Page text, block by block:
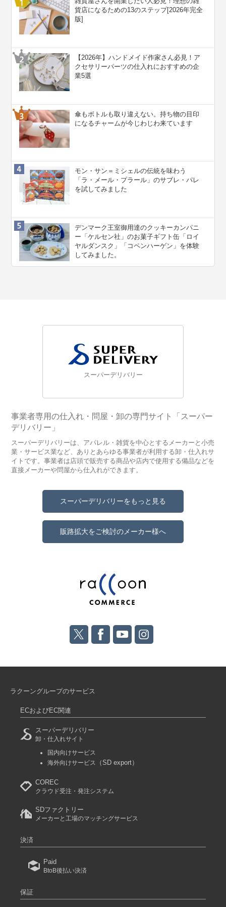
貨店になるための13のステップ[2026年完全
版]
【2026年】ハンドメイド作家さん必見！ア
クセサリーパーツの仕入れにおすすめの企
業5選
傘もボトルも取り違えない。持ち物の目印
になるチャームが今じわじわ来ています
モン・サン＝ミシェルの伝統を味わう
「ラ・メール・プラール」のサブレ・パレ
を試してみました
デンマーク王室御用達のクッキーカンパニ
ー「ケルセン社」のお菓子ギフト缶「ロイ
ヤルダンスク」「コペンハーゲン」を体験
してみました。
スーパーデリバリー
事業者専用の仕入れ・問屋・卸の専門サイト「スーパー
デリバリー」
スーパーデリバリーは、アパレル・雑貨を中心とするメーカーと小売
業・サービス業など、ありとあらゆる事業者が利用する卸・仕入れサ
イトです。事業者は店頭で販売する商品や店内で使用する備品などを
直接メーカーや問屋から仕入れができます。
スーパーデリバリーをもっと見る
販路拡大をご検討のメーカー様へ
ラクーングループのサービス
ECおよびEC関連
スーパーデリバリー
卸・仕入れサイト
国内向けサービス
海外向けサービス
（SD export）
COREC
クラウド受注・発注システム
SDファクトリー
メーカーと工場のマッチングサービス
決済
Paid
BtoB後払い決済
保証